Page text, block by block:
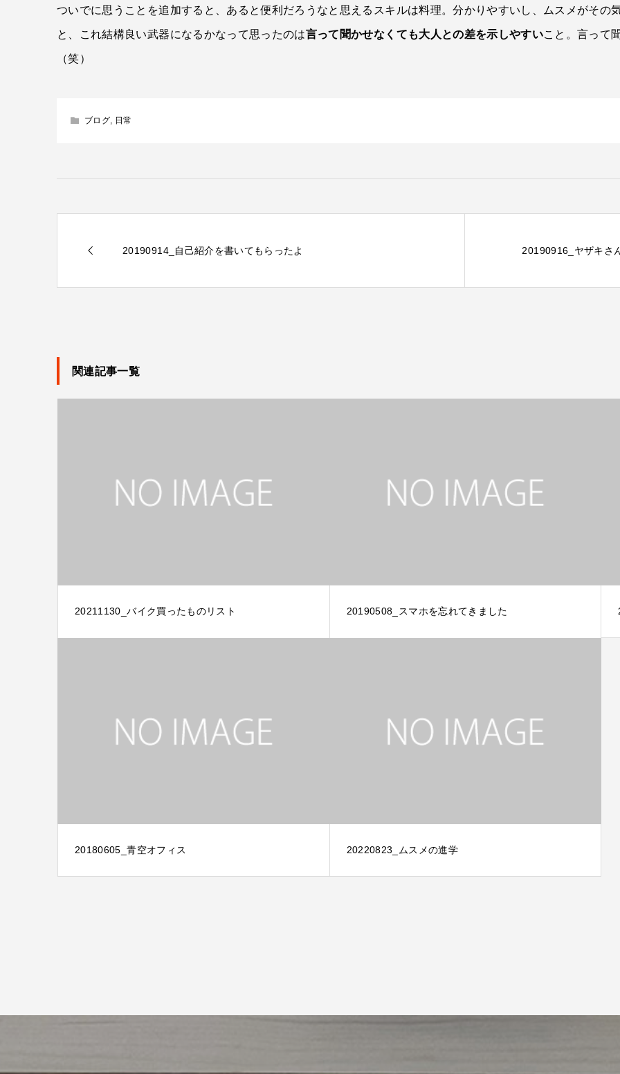
ついでに思うことを追加すると、あると便利だろうなと思えるスキルは料理。分かりやすいし、ムスメがその
と、これ結構良い武器になるかなって思ったのは言って聞かせなくても大人との差を示しやすいこと。言って
（笑）
ブログ, 日常
20190914_自己紹介を書いてもらったよ 20190916_ヤザキさ
関連記事一覧
20211130_バイク買ったものリスト 20190508_スマホを忘れてきました
20180605_青空オフィス 20220823_ムスメの進学